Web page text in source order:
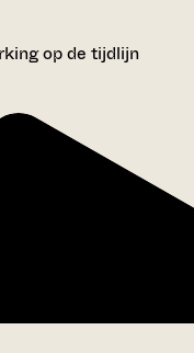
op de tijdlijn